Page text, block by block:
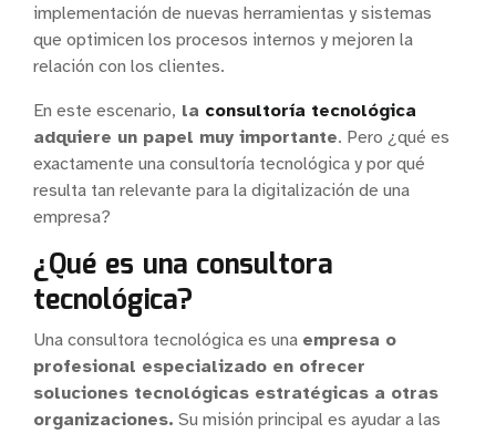
implementación de nuevas herramientas y sistemas
que optimicen los procesos internos y mejoren la
relación con los clientes.
En este escenario, la consultoría tecnológica
adquiere un papel muy importante. Pero ¿qué es
exactamente una consultoría tecnológica y por qué
resulta tan relevante para la digitalización de una
empresa?
¿Qué es una consultora
tecnológica?
Una consultora tecnológica es una empresa o
profesional especializado en ofrecer
soluciones tecnológicas estratégicas a otras
organizaciones. Su misión principal es ayudar a las